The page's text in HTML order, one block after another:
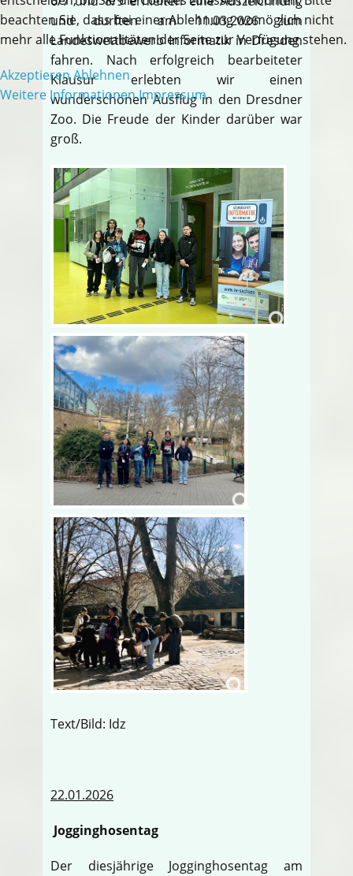
und durften am 11.03.2026 zum
Landeswettbewerb Informatik in Dresden
fahren. Nach erfolgreich bearbeiteter
Klausur erlebten wir einen
wunderschönen Ausflug in den Dresdner
Zoo. Die Freude der Kinder darüber war
groß.
Text/Bild: Idz
22.01.2026
Jogginghosentag
Der diesjährige Jogginghosentag am
beachten Sie, dass bei einer Ablehnung womöglich nicht
mehr alle Funktionalitäten der Seite zur Verfügung stehen.
AkzeptierenAblehnen
Weitere Informationen Impressum